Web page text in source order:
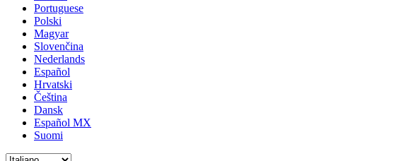
Portuguese
Polski
Magyar
Slovenčina
Nederlands
Español
Hrvatski
Čeština
Dansk
Español MX
Suomi